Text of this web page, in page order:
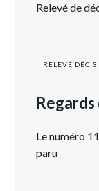
Relevé de
RELEVÉ
Le numéro